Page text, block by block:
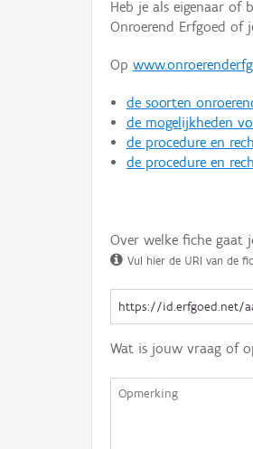
Heb je als eigenaar of
Onroerend Erfgoed of
Op
de soorten
de mogelijkheden
de procedure en
de procedure en
Over welke fiche gaat
Vul hier de URI van de
Wat is jouw vraag of